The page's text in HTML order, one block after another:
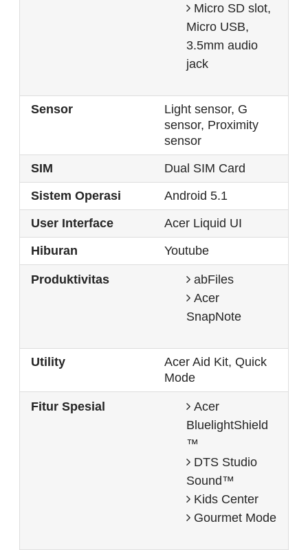
Micro SD slot,
Micro USB,
3.5mm audio
jack
Sensor
Light sensor, G
sensor, Proximity
sensor
SIM
Dual SIM Card
Sistem Operasi
Android 5.1
User Interface
Acer Liquid UI
Hiburan
Youtube
Produktivitas
abFiles
Acer
SnapNote
Utility
Acer Aid Kit, Quick
Mode
Fitur Spesial
Acer
BluelightShield
™
DTS Studio
Sound™
Kids Center
Gourmet Mode